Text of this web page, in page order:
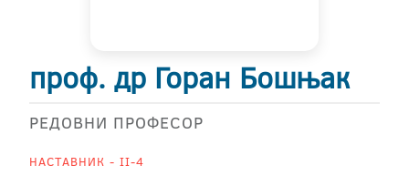
проф. др Горан Бошњак
РЕДОВНИ ПРОФЕСОР
НАСТАВНИК - II-4